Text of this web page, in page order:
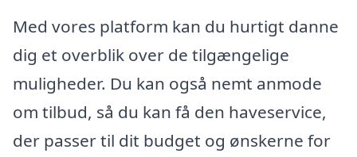
Med vores platform kan du hurtigt danne
dig et overblik over de tilgængelige
muligheder. Du kan også nemt anmode
om tilbud, så du kan få den haveservice,
der passer til dit budget og ønskerne for